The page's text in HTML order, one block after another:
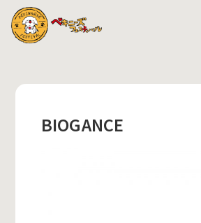
BIOGANCE